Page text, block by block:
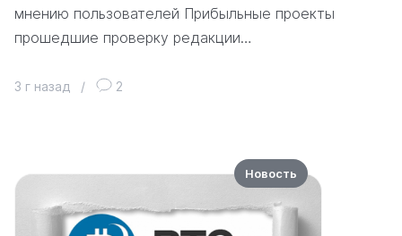
мнению пользователей Прибыльные проекты
прошедшие проверку редакции…
3 г назад / 2
Новость